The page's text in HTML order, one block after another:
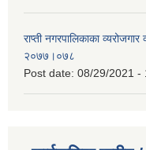
राप्ती नगरपालिकाका
२०७७।०७८
Post date: 08/29/2021 -